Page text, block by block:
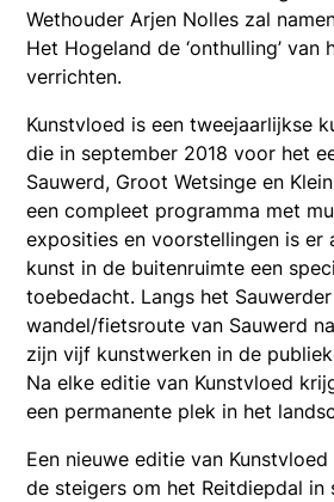
Wethouder Arjen Nolles zal
Het Hogeland de ‘onthulling’ van
verrichten.
Kunstvloed is een tweejaarlijkse
die in september 2018 voor het
Sauwerd, Groot Wetsinge en
een compleet programma met
exposities en voorstellingen is er
kunst in de buitenruimte een
toebedacht. Langs het
wandel/fietsroute van Sauwerd
zijn vijf kunstwerken in de
Na elke editie van Kunstvloed
een permanente plek in het
Een nieuwe editie van
de steigers om het Reitdiepdal in